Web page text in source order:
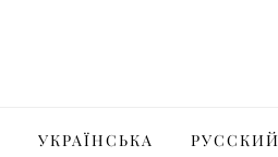
УКРАЇНСЬКА РУССКИЙ